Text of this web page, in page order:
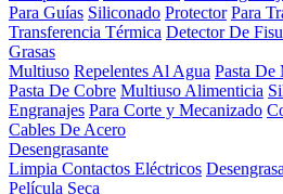
Para Guías Siliconado Protector Para
Transferencia Térmica Detector De
Grasas
Multiuso Repelentes Al Agua Pasta De
Pasta De Cobre Multiuso Alimenticia
Engranajes Para Corte y Mecanizado
Cables De Acero
Desengrasante
Limpia Contactos Eléctricos
Película Seca